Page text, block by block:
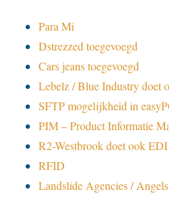
Para Mi
Dstrezzed toegevoegd
Cars jeans toegevoegd
Lebelz / Blue Industry doet
SFTP mogelijkheid in
PIM – Product Informatie
R2-Westbrook doet ook EDI
RFID
Landslide Agencies /